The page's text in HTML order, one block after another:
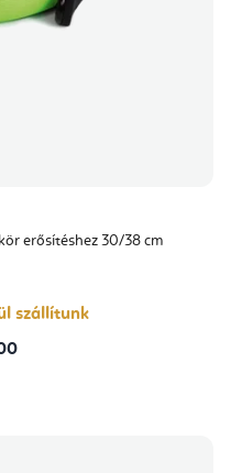
erősítéshez 30/38 cm
szállítunk